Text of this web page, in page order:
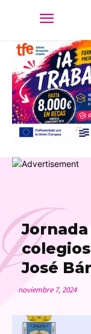
José
noviembre 7, 2024